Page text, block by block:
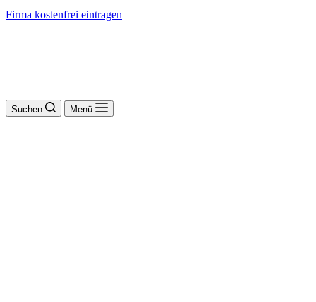
Firma kostenfrei eintragen
Suchen Menü